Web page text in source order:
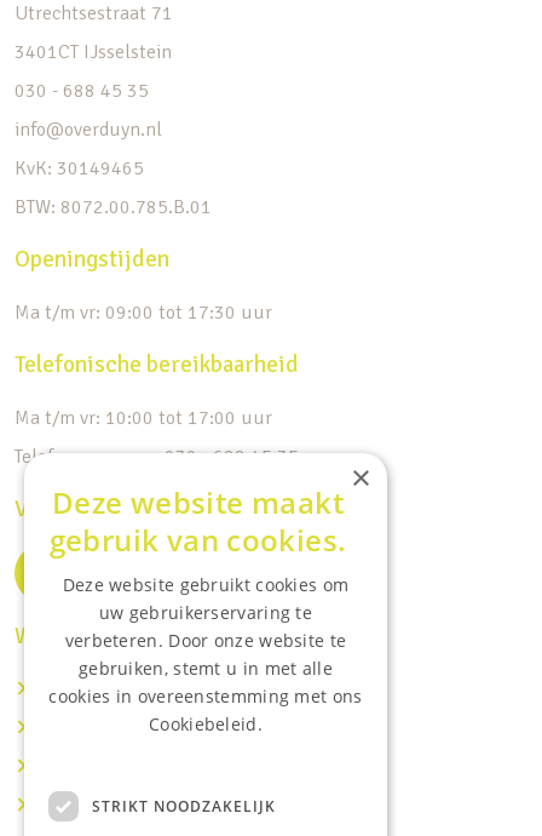
Utrechtsestraat 71
3401CT IJsselstein
030 - 688 45 35
info@overduyn.nl
KvK: 30149465
BTW: 8072.00.785.B.01
Openingstijden
Ma t/m vr: 09:00 tot 17:30 uur
Telefonische bereikbaarheid
Ma t/m vr: 10:00 tot 17:00 uur
Telefoonnummer: 030 - 688 45 35
Volg ons op de socials
Waar wij o.a actief zijn:
Makelaar IJsselstein
Makelaar Utrecht
Makelaar Houten
×
Deze website maakt
gebruik van cookies.
Deze website gebruikt cookies om
uw gebruikerservaring te
verbeteren. Door onze website te
gebruiken, stemt u in met alle
cookies in overeenstemming met ons
Cookiebeleid.
STRIKT NOODZAKELIJK